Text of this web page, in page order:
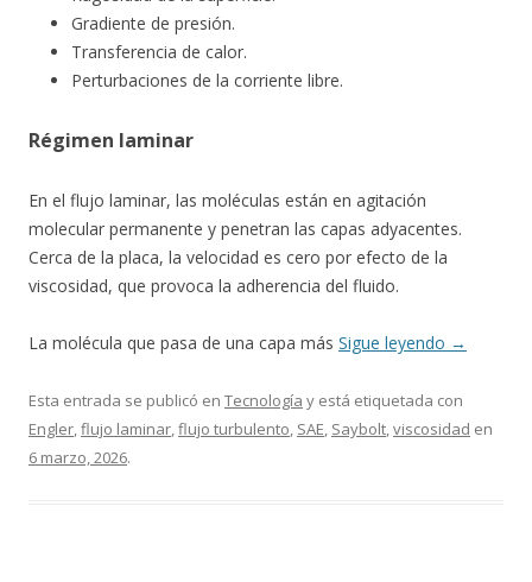
Gradiente de presión.
Transferencia de calor.
Perturbaciones de la corriente libre.
Régimen laminar
En el flujo laminar, las moléculas están en agitación
molecular permanente y penetran las capas adyacentes.
Cerca de la placa, la velocidad es cero por efecto de la
viscosidad, que provoca la adherencia del fluido.
La molécula que pasa de una capa más Sigue leyendo →
Esta entrada se publicó en Tecnología y está etiquetada con
Engler,flujo laminar,flujo turbulento, SAE, Saybolt,viscosidad en
6 marzo, 2026.